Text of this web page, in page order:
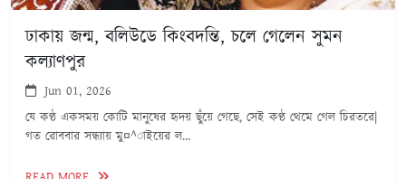
ঢাকায় জন্ম, বলিউডে কিংবদন্তি, চলে গেলেন সুমন
কল্যাণপুর
Jun 01, 2026
যে কণ্ঠ একসময় কোটি মানুষের হৃদয় ছুঁয়ে গেছে, সেই কণ্ঠ থেমে গেল চিরতরে|
গত রোববার সন্ধ্যায় মু¤^াইয়ের ল...